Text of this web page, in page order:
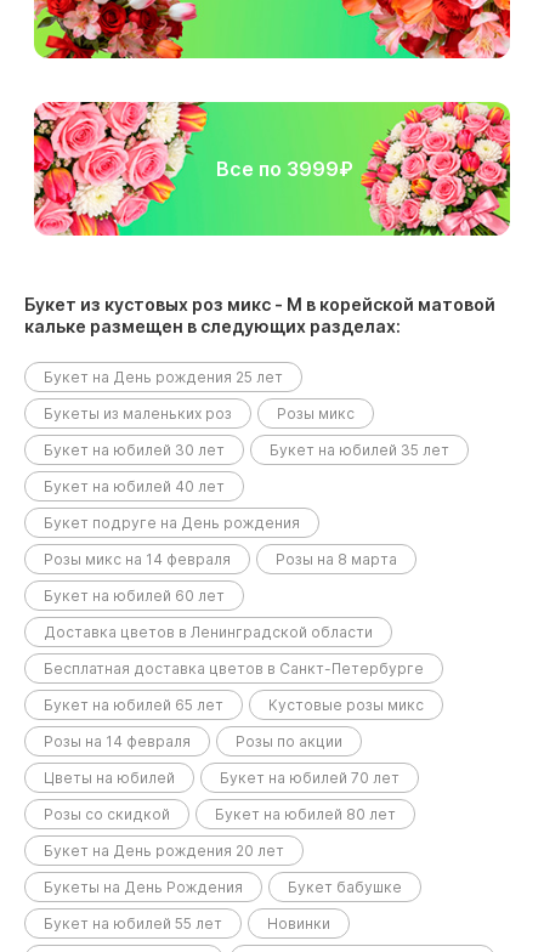
Все по 3999₽
Букет из кустовых роз микс - M в корейской матовой
кальке размещен в следующих разделах:
Букет на День рождения 25 лет
Букеты из маленьких роз
Розы микс
Букет на юбилей 30 лет
Букет на юбилей 35 лет
Букет на юбилей 40 лет
Букет подруге на День рождения
Розы микс на 14 февраля
Розы на 8 марта
Букет на юбилей 60 лет
Доставка цветов в Ленинградской области
Бесплатная доставка цветов в Санкт-Петербурге
Букет на юбилей 65 лет
Кустовые розы микс
Розы на 14 февраля
Розы по акции
Цветы на юбилей
Букет на юбилей 70 лет
Розы со скидкой
Букет на юбилей 80 лет
Букет на День рождения 20 лет
Букеты на День Рождения
Букет бабушке
Букет на юбилей 55 лет
Новинки